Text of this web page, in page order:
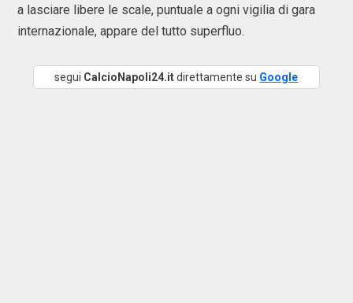
a lasciare libere le scale, puntuale a ogni vigilia di gara
internazionale, appare del tutto superfluo.
segui CalcioNapoli24.itdirettamente su Google